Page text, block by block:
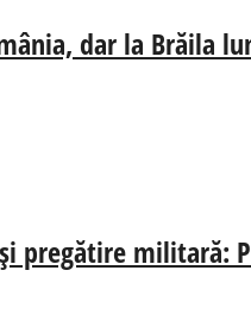
dar la Brăila
militară: